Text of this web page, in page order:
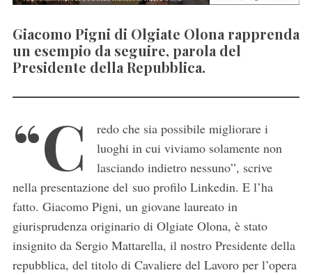
Giacomo Pigni di Olgiate Olona rapprenda
un esempio da seguire, parola del
Presidente della Repubblica.
“C
redo che sia possibile migliorare i
luoghi in cui viviamo solamente non
lasciando indietro nessuno”, scrive
nella presentazione del suo profilo Linkedin. E l’ha
fatto. Giacomo Pigni, un giovane laureato in
giurisprudenza originario di Olgiate Olona, è stato
insignito da Sergio Mattarella, il nostro Presidente della
repubblica, del titolo di Cavaliere del Lavoro per l’opera